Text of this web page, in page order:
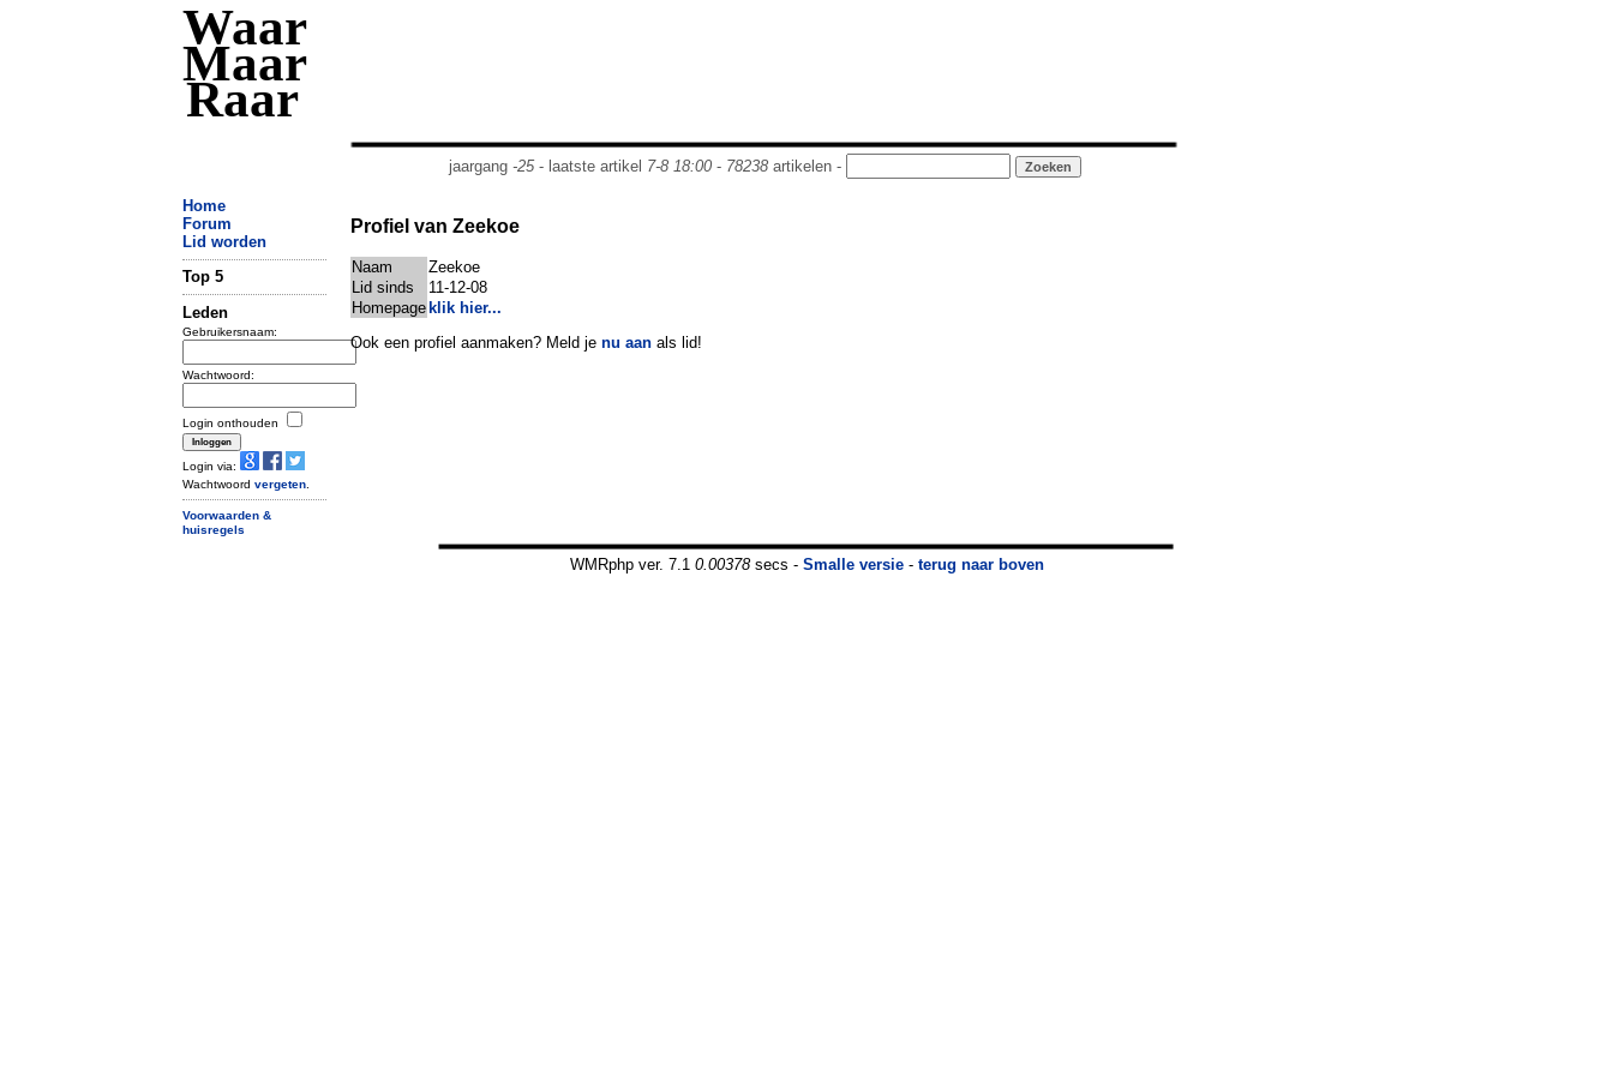
Waar
Maar
Raar
jaargang -25- laatste artikel 7-8 18:00- 78238artikelen -
Home
Forum
Lid worden
Top 5
Leden
Gebruikersnaam:
Wachtwoord:
Login onthouden
Login via:
Wachtwoord vergeten
Voorwaarden &
huisregels
Profiel van Zeekoe
Naam
Zeekoe
Lid sinds
11-12-08
Homepage klik hier...
Ook een profiel aanmaken? Meld je nu aan als lid!
WMRphp ver. 7.1 0.00378secs - Smalle versie- terug naar boven